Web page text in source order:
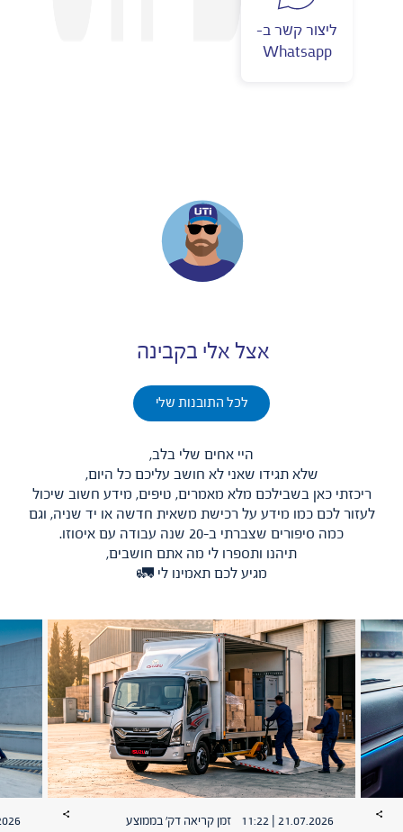
ליצור קשר ב-
Whatsapp
אצל אלי בקבינה
לכל התובנות שלי
היי אחים שלי בלב,
שלא תגידו שאני לא חושב עליכם כל היום,
ריכזתי כאן בשבילכם מלא מאמרים, טיפים, מידע חשוב שיכול
לעזור לכם כמו מידע על רכישת משאית חדשה או יד שניה, וגם
כמה סיפורים שצברתי ב-20 שנה עבודה עם איסוזו.
תיהנו ותספרו לי מה אתם חושבים,
מגיע לכם תאמינו לי 🚛
21.07.2026 | 11:22 זמן קריאה דק׳ בממוצע 10:07